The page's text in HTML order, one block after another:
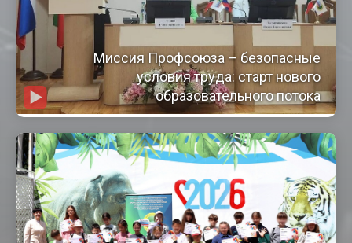
Миссия Профсоюза – безопасные
условия труда: старт нового
образовательного потока